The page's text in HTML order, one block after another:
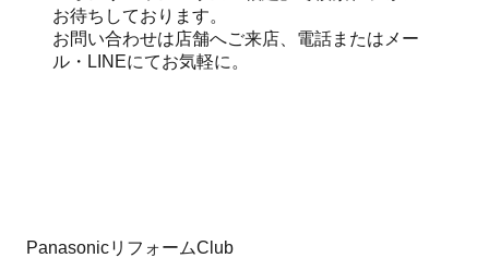
お待ちしております。
お問い合わせは店舗へご来店、電話またはメー
ル・LINEにてお気軽に。
PanasonicリフォームClub